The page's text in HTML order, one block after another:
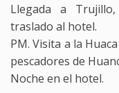
Llegada a
traslado al hotel.
PM. Visita a la
pescadores de
Noche en el hotel.